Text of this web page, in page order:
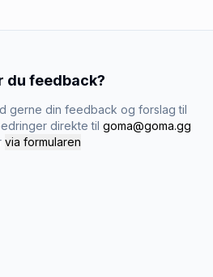
du feedback?
gerne din feedback og forslag til
direkte til goma@goma.gg
via formularen